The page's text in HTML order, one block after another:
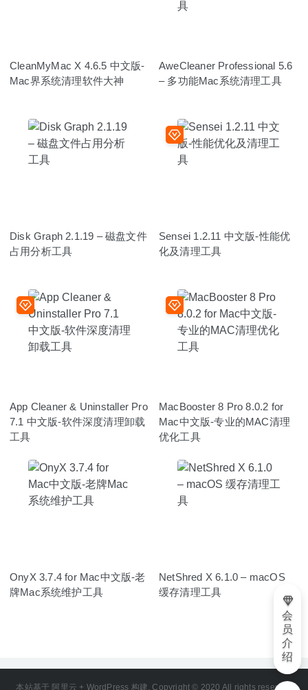
CleanMyMac X 4.6.5 中文版-
Mac界系统清理软件大神
AweCleaner Professional 5.6
– 多功能Mac系统清理工具
Disk Graph 2.1.19 – 磁盘文件
占用分析工具
Sensei 1.2.11 中文版-性能优
化及清理工具
App Cleaner & Uninstaller Pro
7.1 中文版-软件深度清理卸载
工具
MacBooster 8 Pro 8.0.2 for
Mac中文版-专业的MAC清理
优化工具
OnyX 3.7.4 for Mac中文版-老
牌Mac系统维护工具
NetShred X 6.1.0 – macOS
缓存清理工具
本站基于 阿里云 + WordPress 构建. Copyright © 2020 All rights reserved
会
员
介
绍